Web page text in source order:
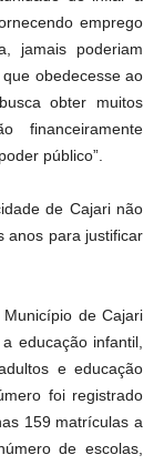
emprego
jamais poderiam
obedecesse ao
obter muitos
financeiramente
público”.
de Cajari não
anos para justificar
de Cajari
educação infantil,
e educação
foi registrado
159 matrículas a
de escolas,